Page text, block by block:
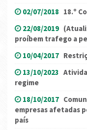
02/07/2018 18.º
22/08/2019
proíbem trafego a
10/04/2017
13/10/2023
regime
18/10/2017
empresas afetadas
país